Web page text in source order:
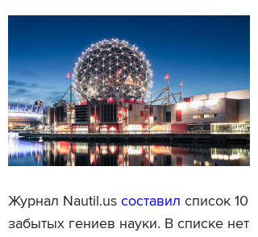
Журнал Nautil.us составил список 10
забытых гениев науки. В списке нет